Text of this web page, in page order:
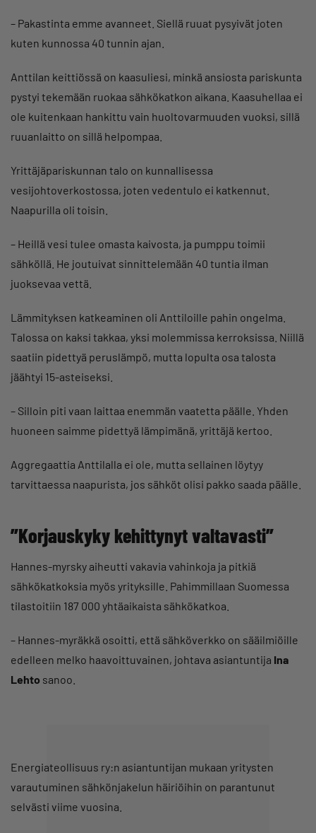
– Pakastinta emme avanneet. Siellä ruuat pysyivät joten
kuten kunnossa 40 tunnin ajan.
Anttilan keittiössä on kaasuliesi, minkä ansiosta pariskunta
pystyi tekemään ruokaa sähkökatkon aikana. Kaasuhellaa ei
ole kuitenkaan hankittu vain huoltovarmuuden vuoksi, sillä
ruuanlaitto on sillä helpompaa.
Yrittäjäpariskunnan talo on kunnallisessa
vesijohtoverkostossa, joten vedentulo ei katkennut.
Naapurilla oli toisin.
– Heillä vesi tulee omasta kaivosta, ja pumppu toimii
sähköllä. He joutuivat sinnittelemään 40 tuntia ilman
juoksevaa vettä.
Lämmityksen katkeaminen oli Anttiloille pahin ongelma.
Talossa on kaksi takkaa, yksi molemmissa kerroksissa. Niillä
saatiin pidettyä peruslämpö, mutta lopulta osa talosta
jäähtyi 15-asteiseksi.
– Silloin piti vaan laittaa enemmän vaatetta päälle. Yhden
huoneen saimme pidettyä lämpimänä, yrittäjä kertoo.
Aggregaattia Anttilalla ei ole, mutta sellainen löytyy
tarvittaessa naapurista, jos sähköt olisi pakko saada päälle.
”Korjauskyky kehittynyt valtavasti”
Hannes-myrsky aiheutti vakavia vahinkoja ja pitkiä
sähkökatkoksia myös yrityksille. Pahimmillaan Suomessa
tilastoitiin 187 000 yhtäaikaista sähkökatkoa.
– Hannes-myräkkä osoitti, että sähköverkko on sääilmiöille
edelleen melko haavoittuvainen, johtava asiantuntija Ina
Lehto sanoo.
Energiateollisuus ry:n asiantuntijan mukaan yritysten
varautuminen sähkönjakelun häiriöihin on parantunut
selvästi viime vuosina.